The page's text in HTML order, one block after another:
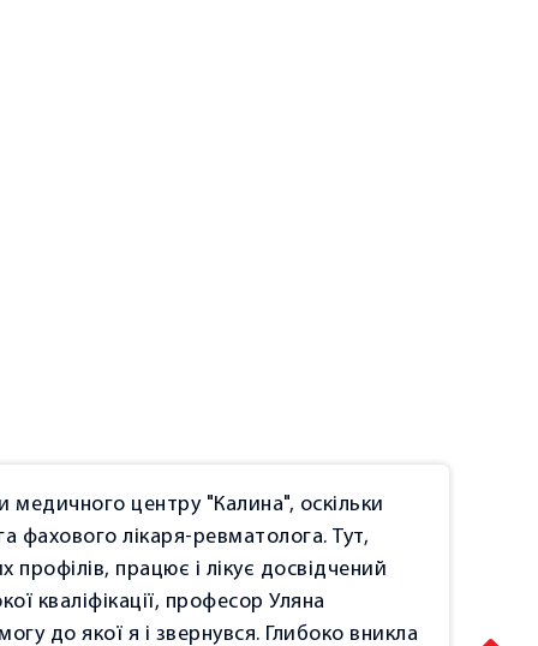
медичного центру "Калина", оскільки
фахового лікаря-ревматолога. Тут,
профілів, працює і лікує досвідчений
кваліфікації, професор Уляна
до якої я і звернувся. Глибоко вникла